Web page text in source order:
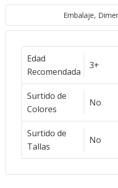
Embalaje,
Edad
Recomendada
3+
Surtido de
Colores
No
Surtido de
Tallas
No